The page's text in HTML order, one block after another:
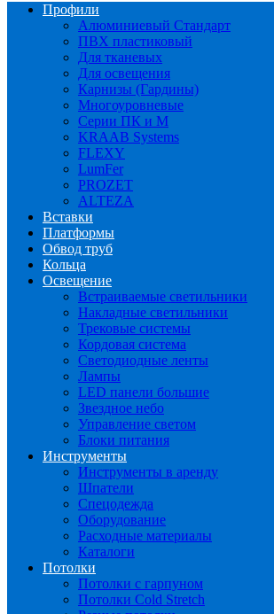
Профили
Алюминиевый Стандарт
ПВХ пластиковый
Для тканевых
Для освещения
Карнизы (Гардины)
Многоуровневые
Серии ПК и М
KRAAB Systems
FLEXY
LumFer
PROZET
ALTEZA
Вставки
Платформы
Обвод труб
Кольца
Освещение
Встраиваемые светильники
Накладные светильники
Трековые системы
Кордовая система
Светодиодные ленты
Лампы
LED панели большие
Звездное небо
Управление светом
Блоки питания
Инструменты
Инструменты в аренду
Шпатели
Спецодежда
Оборудование
Расходные материалы
Каталоги
Потолки
Потолки с гарпуном
Потолки Cold Stretch